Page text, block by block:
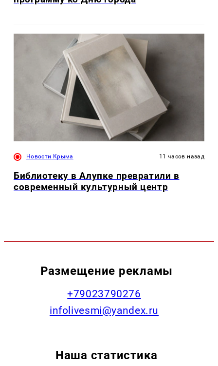
Новости Крыма 11 часов назад
Библиотеку в Алупке превратили в
современный культурный центр
Размещение рекламы
+79023790276
infolivesmi@yandex.ru
Наша статистика